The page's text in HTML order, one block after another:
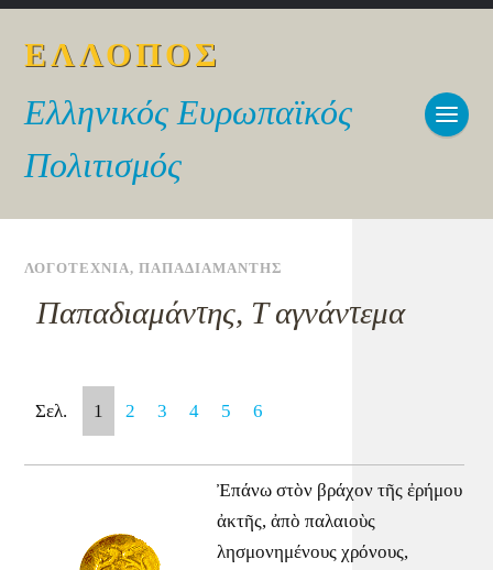
ΕΛΛΟΠΟΣ
Ελληνικός Ευρωπαϊκός
Πολιτισμός
ΛΟΓΟΤΕΧΝΙΑ,ΠΑΠΑΔΙΑΜΑΝΤΗΣ
Παπαδιαμάντης, Τ αγνάντεμα
Σελ. 1 2 3 4 5 6
Ἐπάνω στὸν βράχον τῆς ἐρήμου
ἀκτῆς, ἀπὸ παλαιοὺς
λησμονημένους χρόνους,